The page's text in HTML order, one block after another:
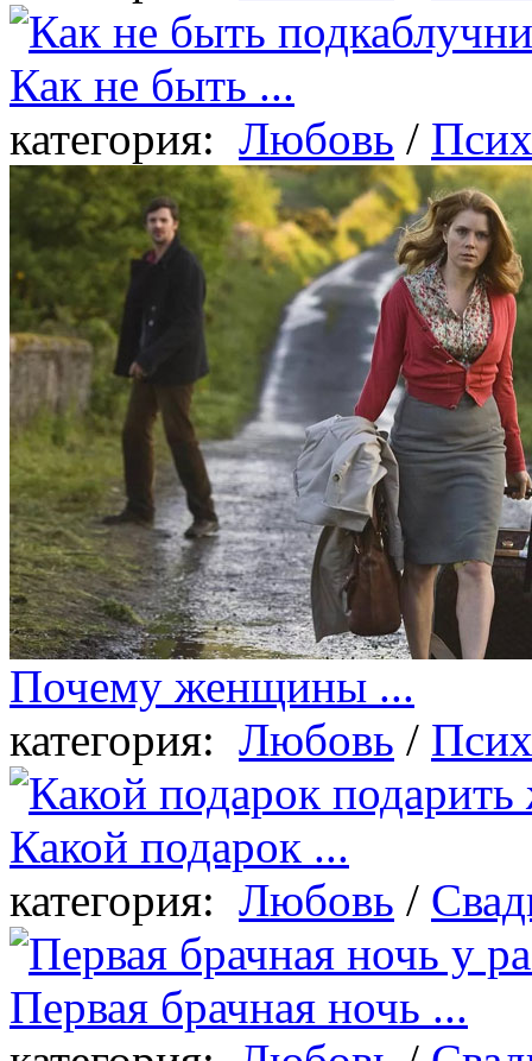
Как не быть ...
категория: Любовь /
Почему женщины ...
категория: Любовь /
Какой подарок ...
категория: Любовь /
Первая брачная ночь ...